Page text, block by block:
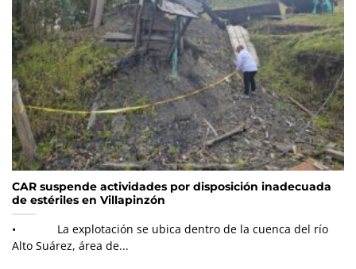
CAR suspende actividades por disposición inadecuada
de estériles en Villapinzón
• La explotación se ubica dentro de la cuenca del río
Alto Suárez, área de...